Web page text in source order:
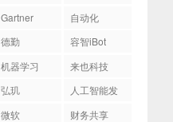
Gartner
自动化
德勤
容智iBot
机器学习
来也科技
弘玑
Cyclone
人工智能发
展
微软
财务共享